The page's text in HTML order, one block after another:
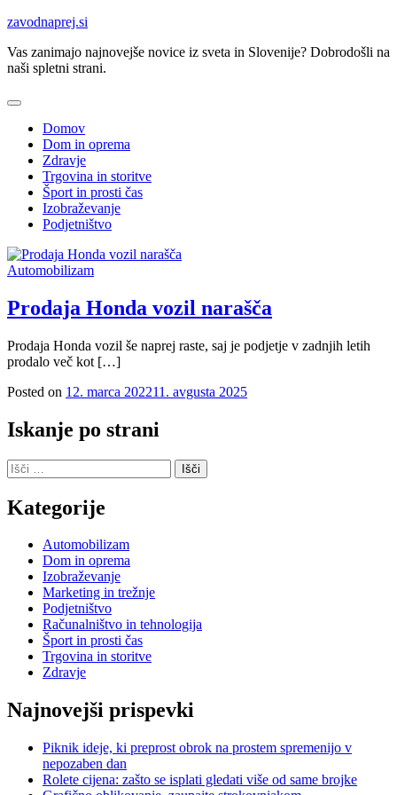
Skip
content
zavodnaprej.si
Vas zanimajo najnovejše novice iz sveta in Slovenije? Dobrodošli na
naši spletni strani.
Domov
Dom in oprema
Zdravje
Trgovina in storitve
Šport in prosti čas
Izobraževanje
Podjetništvo
Automobilizam
Prodaja Honda vozil narašča
Prodaja Honda vozil še naprej raste, saj je podjetje v zadnjih letih
prodalo več kot […]
Posted on 12. marca 202211. avgusta 2025
Iskanje po strani
Išči:
Kategorije
Automobilizam
Dom in oprema
Izobraževanje
Marketing in trežnje
Podjetništvo
Računalništvo in tehnologija
Šport in prosti čas
Trgovina in storitve
Zdravje
Najnovejši prispevki
Piknik ideje, ki preprost obrok na prostem spremenijo v
nepozaben dan
Rolete cijena: zašto se isplati gledati više od same brojke